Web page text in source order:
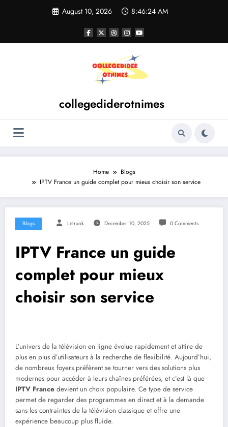
August 10, 2026 8:46:25 AM
collegediderotnimes
Home
Blogs
IPTV France un guide complet pour mieux choisir son service
Blogs Letrank December 10, 2025 0 Comments
IPTV France un guide
complet pour mieux
choisir son service
L’univers de la télévision en ligne évolue rapidement et attire de
plus en plus d’utilisateurs à la recherche de flexibilité. Aujourd’hui,
de nombreux foyers préfèrent se tourner vers des solutions plus
modernes pour accéder à leurs chaînes préférées, et c’est là que
IPTV France devient un choix populaire. Ce type de service
permet de regarder des programmes en direct et à la demande
sans les contraintes de la télévision classique et offre une
expérience beaucoup plus fluide.